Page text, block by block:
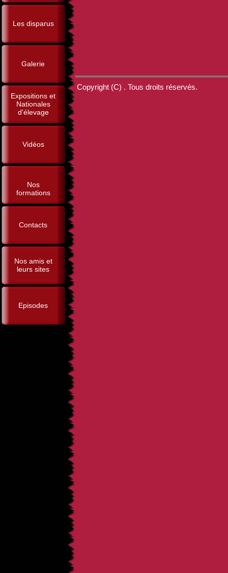
Les disparus
Galerie
Expositions et
Nationales
d'élevage
Vidéos
Nos
formations
Contacts
Nos amis et
leurs sites
Episodes
Copyright (C) . Tous droits réservés.